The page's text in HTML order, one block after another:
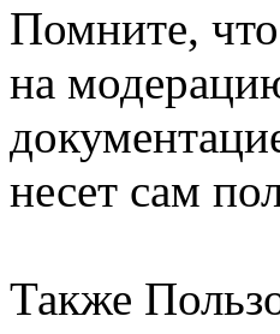
Помните,
на
несет сам
Также